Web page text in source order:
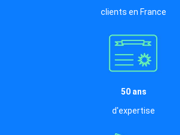
clients en France
50 ans
d'expertise